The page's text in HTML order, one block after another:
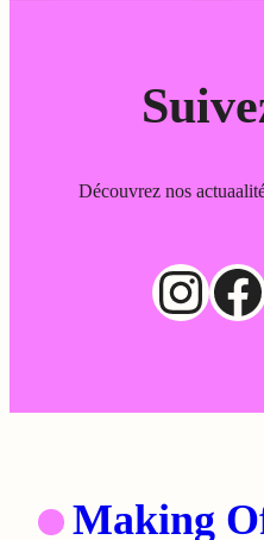
Découvrez nos
Instagram Facebook
Making